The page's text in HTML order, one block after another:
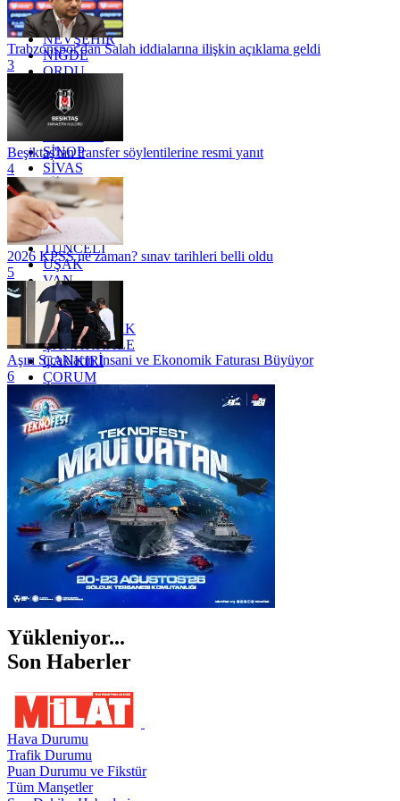
MUĞLA
MUŞ
NEVŞEHİR
NİĞDE
ORDU
OSMANİYE
RİZE
SAKARYA
SİNOP
SİVAS
SİİRT
TEKİRDAĞ
TOKAT
TRABZON
TUNCELİ
UŞAK
VAN
YALOVA
YOZGAT
ZONGULDAK
ÇANAKKALE
ÇANKIRI
ÇORUM
İSTANBUL
İZMİR
ŞANLIURFA
ŞIRNAK
Trabzonspor'dan Salah iddialarına ilişkin açıklama geldi
3
Beşiktaş'tan transfer söylentilerine resmi yanıt
4
2026 KPSS ne zaman? sınav tarihleri belli oldu
5
Aşırı Sıcakların İnsani ve Ekonomik Faturası Büyüyor
6
Yükleniyor...
Son Haberler
Hava Durumu
Trafik Durumu
Puan Durumu ve Fikstür
Tüm Manşetler